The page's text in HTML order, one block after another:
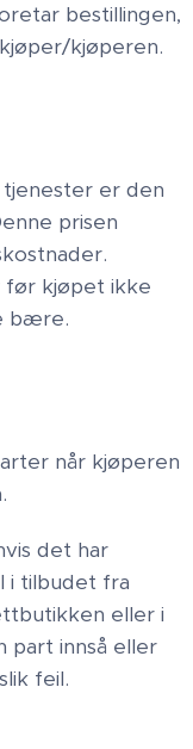
bestillingen,
kjøperen.
er den
prisen
før kjøpet ikke
bære.
når kjøperen
det har
i tilbudet fra
eller i
part innså eller
feil.